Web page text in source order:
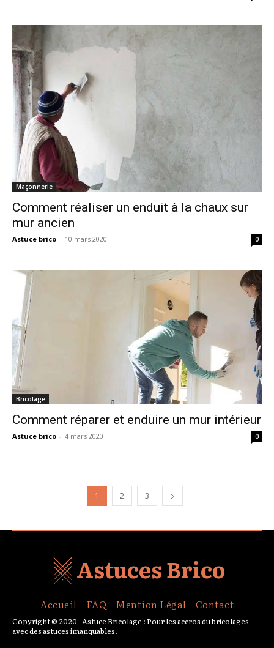
Maçonnerie
Comment réaliser un enduit à la chaux sur
mur ancien
Astuce brico - 10 mars 2020 0
Bricolage
Comment réparer et enduire un mur intérieur
Astuce brico - 4 mars 2020 0
1 2 3
Astuces Brico
Accueil FAQ Mention Légal Contact
Copyright © 2020 - Astuce Bricolage : Pour les accros du bricolages
avec des astuces imanquables.